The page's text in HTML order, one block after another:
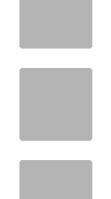
KONSUMEN
ALPERKLINAS